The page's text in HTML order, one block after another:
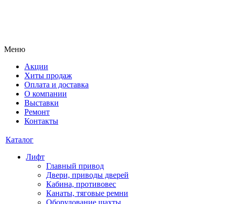
Меню
Акции
Хиты продаж
Оплата и доставка
О компании
Выставки
Ремонт
Контакты
Каталог
Лифт
Главный привод
Двери, приводы дверей
Кабина, противовес
Канаты, тяговые ремни
Оборудование шахты